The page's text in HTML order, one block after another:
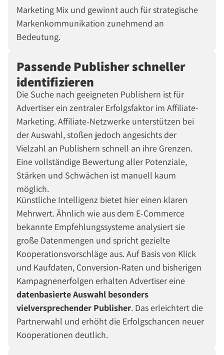
Marketing Mix und gewinnt auch für strategische
Markenkommunikation zunehmend an
Bedeutung.
Passende Publisher schneller
identifizieren
Die Suche nach geeigneten Publishern ist für
Advertiser ein zentraler Erfolgsfaktor im Affiliate-
Marketing. Affiliate-Netzwerke unterstützen bei
der Auswahl, stoßen jedoch angesichts der
Vielzahl an Publishern schnell an ihre Grenzen.
Eine vollständige Bewertung aller Potenziale,
Stärken und Schwächen ist manuell kaum
möglich.
Künstliche Intelligenz bietet hier einen klaren
Mehrwert. Ähnlich wie aus dem E-Commerce
bekannte Empfehlungssysteme analysiert sie
große Datenmengen und spricht gezielte
Kooperationsvorschläge aus. Auf Basis von Klick
und Kaufdaten, Conversion-Raten und bisherigen
Kampagnenerfolgen erhalten Advertiser eine
datenbasierte Auswahl besonders
vielversprechender Publisher. Das erleichtert die
Partnerwahl und erhöht die Erfolgschancen neuer
Kooperationen deutlich.